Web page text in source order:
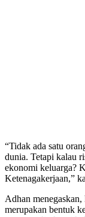
“Tidak ada satu
dunia. Tetapi kalau
ekonomi keluarga?
Ketenagakerjaan,”
Adhan
merupakan bentuk